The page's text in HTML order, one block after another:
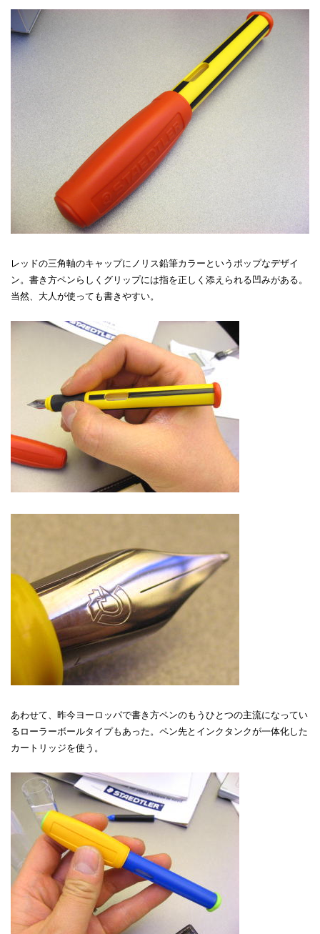
レッドの三角軸のキャップにノリス鉛筆カラーというポップなデザイ
ン。書き方ペンらしくグリップには指を正しく添えられる凹みがある。
当然、大人が使っても書きやすい。
あわせて、昨今ヨーロッパで書き方ペンのもうひとつの主流になってい
るローラーボールタイプもあった。ペン先とインクタンクが一体化した
カートリッジを使う。